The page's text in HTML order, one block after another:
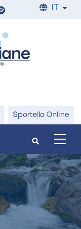
List
Sportello Online